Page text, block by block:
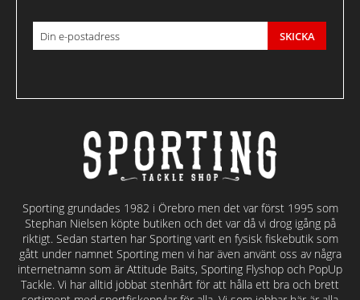
SKICKA
Sporting grundades 1982 i Örebro men det var först 1995 som
Stephan Nielsen köpte butiken och det var då vi drog igång på
riktigt. Sedan starten har Sporting varit en fysisk fiskebutik som
gått under namnet Sporting men vi har även använt oss av några
internetnamn som är Attitude Baits, Sporting Flyshop och PopUp
Tackle. Vi har alltid jobbat stenhårt för att hålla ett bra och brett